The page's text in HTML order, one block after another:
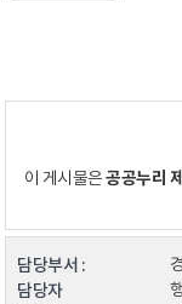
이 게시물은공공누리
담당부서 :
담당자